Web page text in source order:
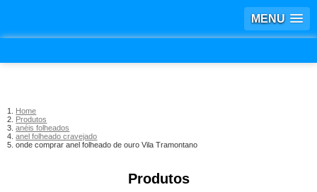
MENU
Home
Produtos
anéis folheados
anel folheado cravejado
onde comprar anel folheado de ouro Vila Tramontano
Produtos